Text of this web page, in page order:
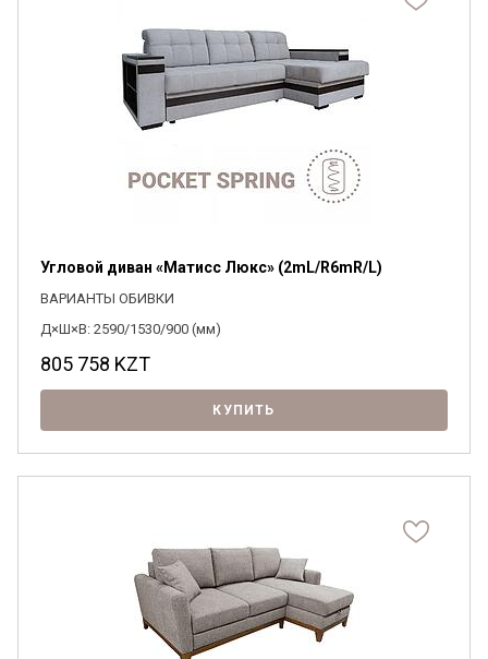
Угловой диван «Матисс Люкс» (2mL/R6mR/L)
ВАРИАНТЫ ОБИВКИ
Д×Ш×В: 2590/1530/900 (мм)
805 758 KZT
КУПИТЬ